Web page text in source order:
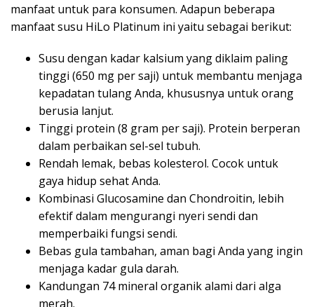
manfaat untuk para konsumen. Adapun beberapa
manfaat susu HiLo Platinum ini yaitu sebagai berikut:
Susu dengan kadar kalsium yang diklaim paling
tinggi (650 mg per saji) untuk membantu menjaga
kepadatan tulang Anda, khususnya untuk orang
berusia lanjut.
Tinggi protein (8 gram per saji). Protein berperan
dalam perbaikan sel-sel tubuh.
Rendah lemak, bebas kolesterol. Cocok untuk
gaya hidup sehat Anda.
Kombinasi Glucosamine dan Chondroitin, lebih
efektif dalam mengurangi nyeri sendi dan
memperbaiki fungsi sendi.
Bebas gula tambahan, aman bagi Anda yang ingin
menjaga kadar gula darah.
Kandungan 74 mineral organik alami dari alga
merah.